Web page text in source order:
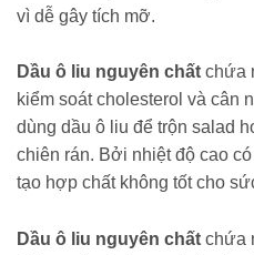
vì dễ gây tích mỡ.
Dầu ô liu nguyên chất chứa
kiểm soát cholesterol và cân
dùng dầu ô liu để trộn salad
chiên rán. Bởi nhiệt độ cao
tạo hợp chất không tốt cho
Dầu ô liu nguyên chất chứa